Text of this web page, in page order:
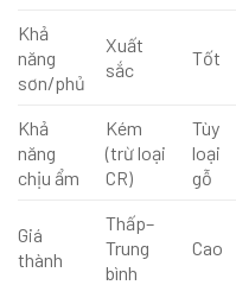
Khả
năng
sơn/phủ
Xuất
sắc
Tốt
Khả
năng
chịu ẩm
Kém
(trừ loại
CR)
Tùy
loại
gỗ
Giá
thành
Thấp–
Trung
bình
Cao